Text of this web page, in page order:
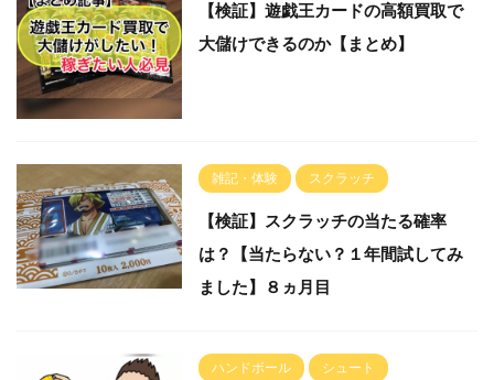
【検証】遊戯王カードの高額買取で
大儲けできるのか【まとめ】
雑記・体験 スクラッチ
【検証】スクラッチの当たる確率
は？【当たらない？１年間試してみ
ました】８ヵ月目
ハンドボール シュート